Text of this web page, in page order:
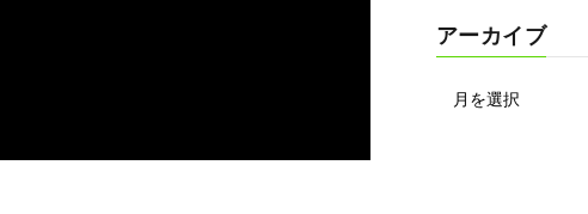
アーカイブ